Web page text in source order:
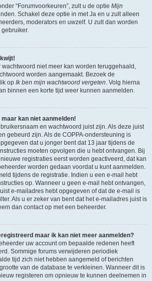
“Forumvoorkeuren”, zult u de optie Mijn
Schakel deze optie in metJa en u zult alleen
moderators en uwzelf. U zult dan worden
niet meer kan worden teruggehaald,
worden aangemaakt. Bezoek de
op Ik ben mijn wachtwoord vergeten. Volg hierna
binnen een korte tijd weer kunnen aanmelden.
kan niet aanmelden!
en wachtwoord juist zijn. Als deze juist
gebeurd zijn. Als de COPPA-ondersteuning is
dat u jonger bent dat 13 jaar tijdens de
moeten opvolgen die u hebt ontvangen. Bij
registraties eerst worden geactiveerd, dat kan
worden gedaan voordat u kunt aanmelden.
tijdens de registratie. Indien u een e-mail hebt
op. Wanneer u geen e-mail hebt ontvangen,
e-mailadres hebt opgegeven of dat de e-mail is
Als u er zeker van bent dat het e-mailadres juist is
dan contact op met een beheerder.
maar ik kan niet meer aanmelden?
uw account om bepaalde redenen heeft
Sommige forums verwijderen periodiek
tijd zich niet hebben aangemeld of berichten
van de database te verkleinen. Wanneer dit is
registeren om opnieuw te kunnen deelnemen in